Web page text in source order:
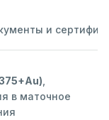
и
в маточное